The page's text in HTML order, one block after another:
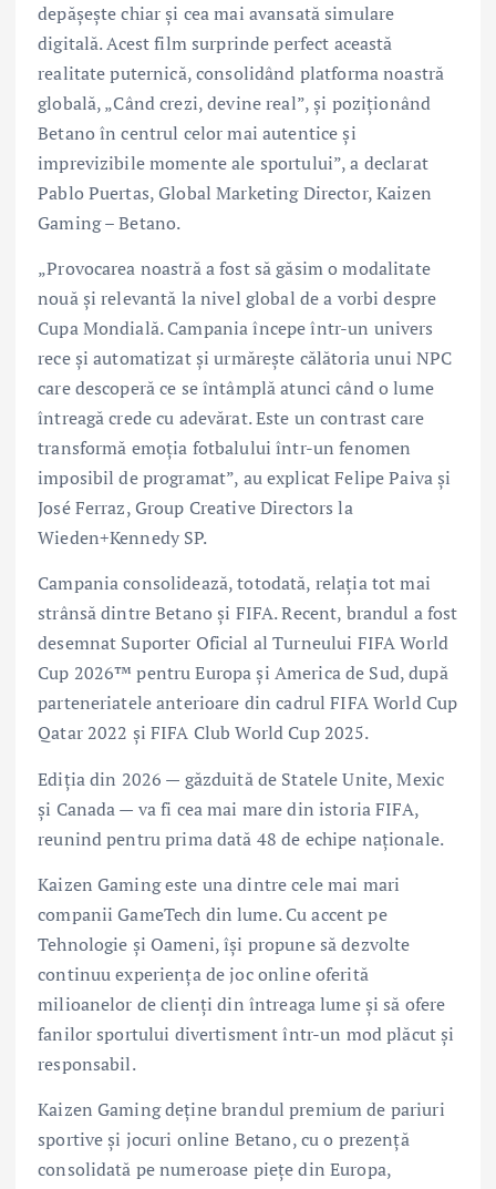
depășește chiar și cea mai avansată simulare
digitală. Acest film surprinde perfect această
realitate puternică, consolidând platforma noastră
globală, „Când crezi, devine real”, și poziționând
Betano în centrul celor mai autentice și
imprevizibile momente ale sportului”, a declarat
Pablo Puertas, Global Marketing Director, Kaizen
Gaming – Betano.
„Provocarea noastră a fost să găsim o modalitate
nouă și relevantă la nivel global de a vorbi despre
Cupa Mondială. Campania începe într-un univers
rece și automatizat și urmărește călătoria unui NPC
care descoperă ce se întâmplă atunci când o lume
întreagă crede cu adevărat. Este un contrast care
transformă emoția fotbalului într-un fenomen
imposibil de programat”, au explicat Felipe Paiva și
José Ferraz, Group Creative Directors la
Wieden+Kennedy SP.
Campania consolidează, totodată, relația tot mai
strânsă dintre Betano și FIFA. Recent, brandul a fost
desemnat Suporter Oficial al Turneului FIFA World
Cup 2026™ pentru Europa și America de Sud, după
parteneriatele anterioare din cadrul FIFA World Cup
Qatar 2022 și FIFA Club World Cup 2025.
Ediția din 2026 — găzduită de Statele Unite, Mexic
și Canada — va fi cea mai mare din istoria FIFA,
reunind pentru prima dată 48 de echipe naționale.
Kaizen Gaming este una dintre cele mai mari
companii GameTech din lume. Cu accent pe
Tehnologie și Oameni, își propune să dezvolte
continuu experiența de joc online oferită
milioanelor de clienți din întreaga lume și să ofere
fanilor sportului divertisment într-un mod plăcut și
responsabil.
Kaizen Gaming deține brandul premium de pariuri
sportive și jocuri online Betano, cu o prezență
consolidată pe numeroase piețe din Europa,